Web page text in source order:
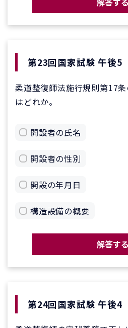
第23回国家試験 午後5
柔道整復師法施行規則第17
はどれか。
開設者の氏名
開設者の性別
開設の年月日
構造設備の概要
解答する
第24回国家試験 午後4